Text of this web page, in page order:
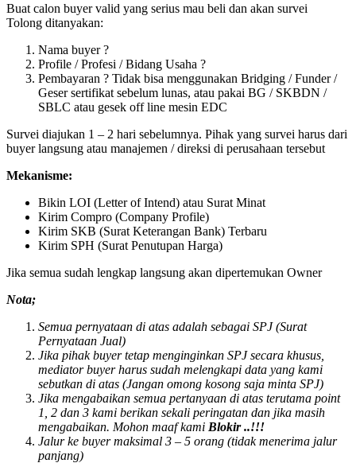
Buat calon buyer valid yang serius mau beli dan akan survei
Tolong ditanyakan:
Nama buyer ?
Profile / Profesi / Bidang Usaha ?
Pembayaran ? Tidak bisa menggunakan Bridging / Funder /
Geser sertifikat sebelum lunas, atau pakai BG / SKBDN /
SBLC atau gesek off line mesin EDC
Survei diajukan 1 – 2 hari sebelumnya. Pihak yang survei harus dari
buyer langsung atau manajemen / direksi di perusahaan tersebut
Mekanisme:
Bikin LOI (Letter of Intend) atau Surat Minat
Kirim Compro (Company Profile)
Kirim SKB (Surat Keterangan Bank) Terbaru
Kirim SPH (Surat Penutupan Harga)
Jika semua sudah lengkap langsung akan dipertemukan Owner
Nota;
Semua pernyataan di atas adalah sebagai SPJ (Surat
Pernyataan Jual)
Jika pihak buyer tetap menginginkan SPJ secara khusus,
mediator buyer harus sudah melengkapi data yang kami
sebutkan di atas (Jangan omong kosong saja minta SPJ)
Jika mengabaikan semua pertanyaan di atas terutama point
1, 2 dan 3 kami berikan sekali peringatan dan jika masih
mengabaikan. Mohon maaf kami Blokir ..!!!
Jalur ke buyer maksimal 3 – 5 orang (tidak menerima jalur
panjang)